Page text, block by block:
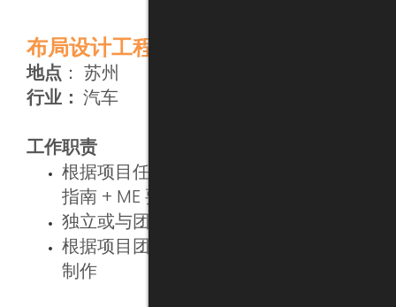
布局设计工程师
地点 ： 苏州
行业： 汽车
工作职责
根据项目任务书的目标要求（电气布局
指南 + ME 要求 + 制造要求）
独立或与团队合作
根据项目团队节点要求完成 PCB 板的
制作